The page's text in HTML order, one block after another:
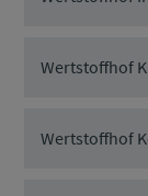
Wertstoffhof
Wertstoffhof